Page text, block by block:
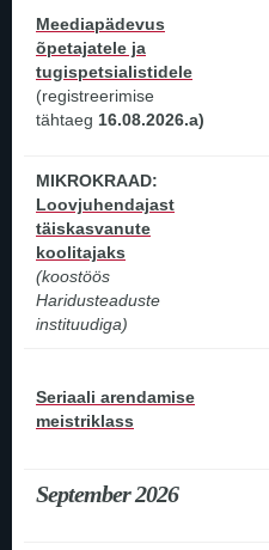
Meediapädevus
õpetajatele ja
tugispetsialistidele
(registreerimise
tähtaeg 16.08.2026.a)
MIKROKRAAD:
Loovjuhendajast
täiskasvanute
koolitajaks
(koostöös
Haridusteaduste
instituudiga)
Seriaali arendamise
meistriklass
September 2026